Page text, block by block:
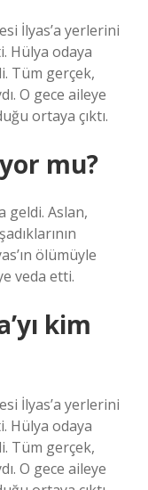
İlyas’a yerlerini
Hülya odaya
Tüm gerçek,
O gece aileye
ortaya çıktı.
mu?
geldi. Aslan,
ölümüyle
veda etti.
kim
İlyas’a yerlerini
Hülya odaya
Tüm gerçek,
O gece aileye